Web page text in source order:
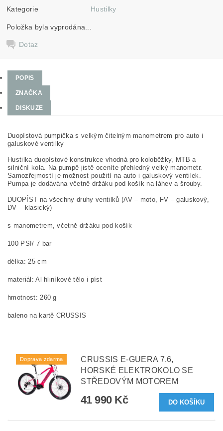
Kategorie Hustilky
Položka byla vyprodána...
Dotaz
POPIS
ZNAČKA
DISKUZE
Duopístová pumpička s velkým čitelným manometrem pro auto i
galuskové ventilky
Hustilka duopístové konstrukce vhodná pro koloběžky, MTB a
silniční kola. Na pumpě jistě oceníte přehledný velký manometr.
Samozřejmostí je možnost použití na auto i galuskový ventilek.
Pumpa je dodávána včetně držáku pod košík na láhev a šrouby.
DUOPÍST na všechny druhy ventilků (AV – moto, FV – galuskový,
DV – klasický)
s manometrem, včetně držáku pod košík
100 PSI/ 7 bar
délka: 25 cm
materiál: Al hliníkové tělo i píst
hmotnost: 260 g
baleno na kartě CRUSSIS
Doprava zdarma
CRUSSIS E-GUERA 7.6,
HORSKÉ ELEKTROKOLO SE
STŘEDOVÝM MOTOREM
41 990 Kč